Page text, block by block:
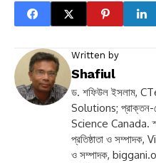
Written by
Shafiul
ড. শফিউল ইসলাম,
Solutions;
Science Canada.
প্রতিষ্ঠাতা ও
ও সম্পাদক, biggani.org.